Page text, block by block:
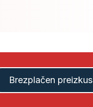
Brezplačen preizkus